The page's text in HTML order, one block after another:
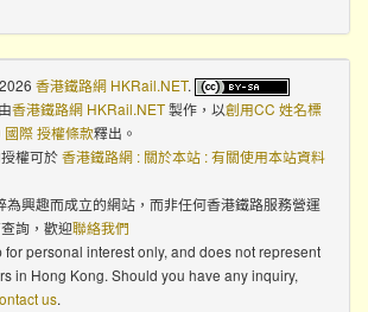
香港鐵路網 HKRail.NET.
由香港鐵路網 HKRail.NET製作，以創用CC 姓名標
際 授權條款釋出。
權可於香港鐵路網 : 關於本站 : 有關使用本站資料
為興趣而成立的網站，而非任何香港鐵路服務營運
詢，歡迎聯絡我們
for personal interest only, and does not represent
in Hong Kong. Should you have any inquiry,
us.